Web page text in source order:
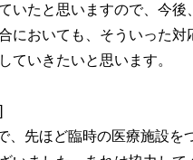
いたと思いますので、今後
においても、そういった対
ていきたいと思います。
、先ほど臨時の医療施設を